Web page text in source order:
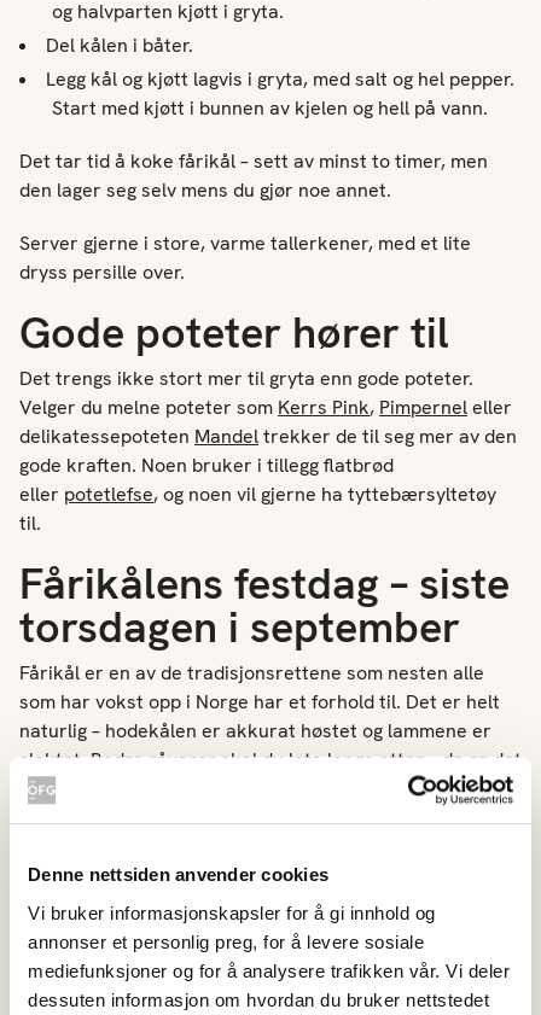
Denne nettsiden anvender cookies
Vi bruker informasjonskapsler for å gi innhold og
annonser et personlig preg, for å levere sosiale
mediefunksjoner og for å analysere trafikken vår. Vi deler
dessuten informasjon om hvordan du bruker nettstedet
og halvparten kjøtt i gryta.
Del kålen i båter.
Legg kål og kjøtt lagvis i gryta, med salt og hel pepper.
Start med kjøtt i bunnen av kjelenog hell på vann.
Det tar tid å koke fårikål – sett av minst to timer, men
den lager seg selv mens du gjør noe annet.
Server gjerne i store, varme tallerkener, med et lite
dryss persille over.
Gode poteter hører til
Det trengs ikke stort mer til gryta enn gode poteter.
Velger du melne poteter som Kerrs Pink, Pimperneleller
delikatessepoteten Mandeltrekker de til seg mer av den
gode kraften. Noen bruker i tillegg flatbrød
eller potetlefse, og noen vil gjerne ha tyttebærsyltetøy
til.
Fårikålens festdag – siste
torsdagen i september
Fårikål er en av de tradisjonsrettene som nesten alle
som har vokst opp i Norge har et forhold til. Det er helt
naturlig – hodekålen er akkurat høstet og lammene er
slaktet. Bedre råvarer skal du lete lenge etter – da er det
fint å invitere til fest med familie og gode venner.
toppe det hele, for eksempel klassikerentilslørte
bondepikersom kan lages med krem eller
medvaniljekesamsom her for en magrere og lettere